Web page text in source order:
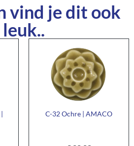
vind je dit ook
leuk..
C-32 Ochre | AMACO